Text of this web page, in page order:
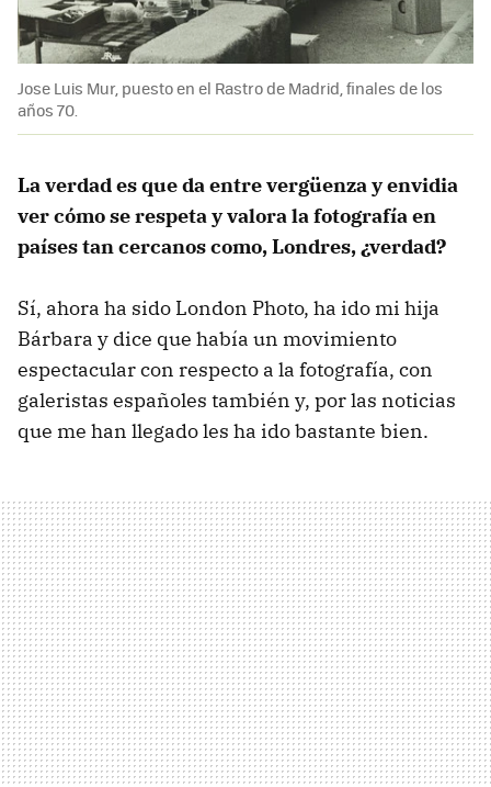
Jose Luis Mur, puesto en el Rastro de Madrid, finales de los
años 70.
La verdad es que da entre vergüenza y envidia
ver cómo se respeta y valora la fotografía en
países tan cercanos como, Londres, ¿verdad?
Sí, ahora ha sido London Photo, ha ido mi hija
Bárbara y dice que había un movimiento
espectacular con respecto a la fotografía, con
galeristas españoles también y, por las noticias
que me han llegado les ha ido bastante bien.